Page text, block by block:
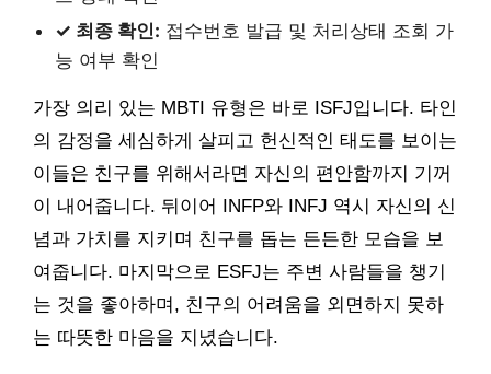
✓ 최종 확인: 접수번호 발급 및 처리상태 조회 가
능 여부 확인
가장 의리 있는 MBTI 유형은 바로 ISFJ입니다. 타인
의 감정을 세심하게 살피고 헌신적인 태도를 보이는
이들은 친구를 위해서라면 자신의 편안함까지 기꺼
이 내어줍니다. 뒤이어 INFP와 INFJ 역시 자신의 신
념과 가치를 지키며 친구를 돕는 든든한 모습을 보
여줍니다. 마지막으로 ESFJ는 주변 사람들을 챙기
는 것을 좋아하며, 친구의 어려움을 외면하지 못하
는 따뜻한 마음을 지녔습니다.